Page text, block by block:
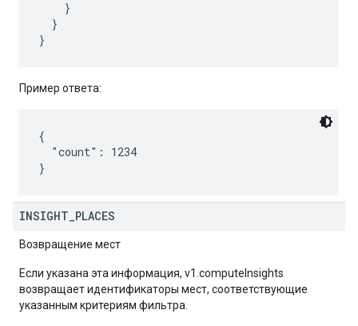
    }
  }
Пример ответа:
{
  "count": 1234
INSIGHT PLACES
Возвращение мест
Если указана эта информация, v1.computeInsights
возвращает идентификаторы мест, соответствующие
указанным критериям фильтра.